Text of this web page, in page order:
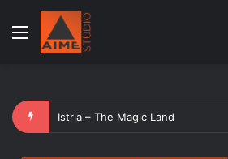
Menu
Istria – The Magic Land